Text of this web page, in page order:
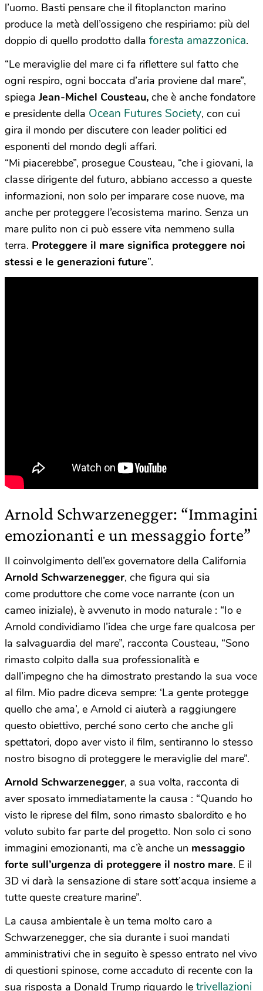
l’uomo. Basti pensare che il fitoplancton marino
produce la metà dell’ossigeno che respiriamo: più del
doppio di quello prodotto dalla foresta amazzonica.
“Le meraviglie del mare ci fa riflettere sul fatto che
ogni respiro, ogni boccata d’aria proviene dal mare”,
spiegaJean-Michel Cousteau, che è anche fondatore
e presidente della Ocean Futures Society, con cui
gira il mondo per discutere con leader politici ed
esponenti del mondo degli affari.
“Mi piacerebbe”, prosegue Cousteau, “che i giovani, la
classe dirigente del futuro, abbiano accesso a queste
informazioni, non solo per imparare cose nuove, ma
anche per proteggere l’ecosistema marino. Senza un
mare pulito non ci può essere vita nemmeno sulla
terra. Proteggere il mare significa proteggere noi
stessi e le generazioni future”.
Arnold Schwarzenegger: “Immagini
emozionanti e un messaggio forte”
Il coinvolgimento dell’ex governatore della California
Arnold Schwarzenegger, che figura qui sia
come produttore che come voce narrante (con un
cameo iniziale), è avvenuto in modo naturale : “Io e
Arnold condividiamo l’idea che urge fare qualcosa per
la salvaguardia del mare”, racconta Cousteau, “Sono
rimasto colpito dalla sua professionalità e
dall’impegno che ha dimostrato prestando la sua voce
al film. Mio padre diceva sempre: ‘La gente protegge
quello che ama’, e Arnold ci aiuterà a raggiungere
questo obiettivo, perché sono certo che anche gli
spettatori, dopo aver visto il film, sentiranno lo stesso
nostro bisogno di proteggere le meraviglie del mare”.
Arnold Schwarzenegger, a sua volta, racconta di
aver sposato immediatamente la causa : “Quando ho
visto le riprese del film, sono rimasto sbalordito e ho
voluto subito far parte del progetto. Non solo ci sono
immagini emozionanti, ma c’è anche un messaggio
forte sull’urgenza di proteggere il nostro mare. E il
3D vi darà la sensazione di stare sott’acqua insieme a
tutte queste creature marine”.
La causa ambientale è un tema molto caro a
Schwarzenegger, che sia durante i suoi mandati
amministrativi che in seguito è spesso entrato nel vivo
di questioni spinose, come accaduto di recente con la
sua risposta a Donald Trump riguardo le trivellazioni